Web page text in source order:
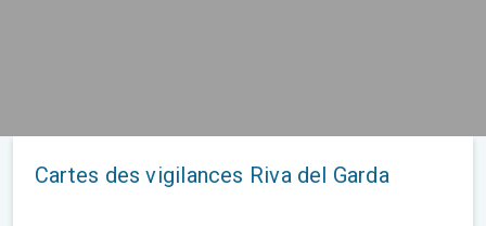
Cartes des vigilances Riva del Garda